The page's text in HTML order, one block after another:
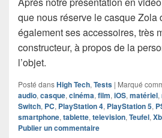
que nous réserve le casque Zola
également ses accessoires, très
constructeur, à propos de la
l’objet.
Posté dansHigh Tech, Tests | Marqué
audio, casque, cinéma, film, iOS, matériel,
Switch, PC, PlayStation 4, PlayStation 5,
smartphone, tablette, television, Teufel,
Publier un commentaire